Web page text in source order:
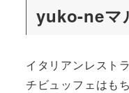
yuko-neマ
イタリアンレスト
チビュッフェはも